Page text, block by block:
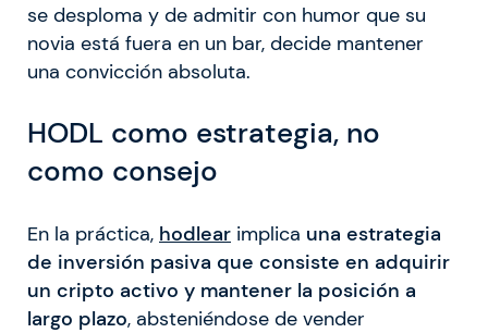
se desploma y de admitir con humor que su
novia está fuera en un bar, decide mantener
una convicción absoluta.
HODL como estrategia, no
como consejo
En la práctica, hodlear implica una estrategia
de inversión pasiva que consiste en adquirir
un cripto activo y mantener la posición a
largo plazo, absteniéndose de vender